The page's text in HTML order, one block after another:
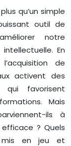
qu’un simple
outil de
notre
En
de
activent des
qui favorisent
Mais
ils à
? Quels
mis en jeu et